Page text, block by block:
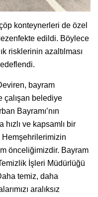
konteynerleri de özel
edildi. Böylece
risklerinin azaltılması
bayram
çalışan belediye
Bayramı’nın
hızlı ve kapsamlı bir
Hemşehrilerimizin
önceliğimizdir. Bayram
İşleri Müdürlüğü
temiz, daha
aralıksız